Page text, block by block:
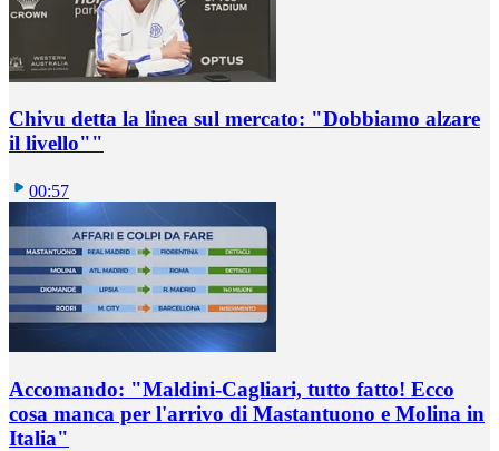
Chivu detta la linea sul mercato: "Dobbiamo alzare
il livello""
00:57
Accomando: "Maldini-Cagliari, tutto fatto! Ecco
cosa manca per l'arrivo di Mastantuono e Molina in
Italia"